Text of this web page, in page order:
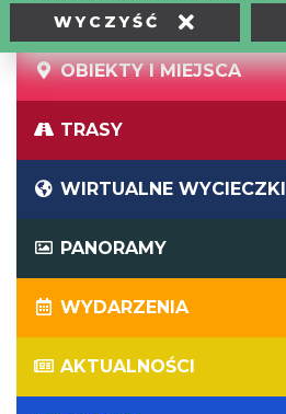
WYCZYŚĆ
OBIEKTY I MIEJSCA
TRASY
WIRTUALNE WYCIECZKI
PANORAMY
WYDARZENIA
AKTUALNOŚCI